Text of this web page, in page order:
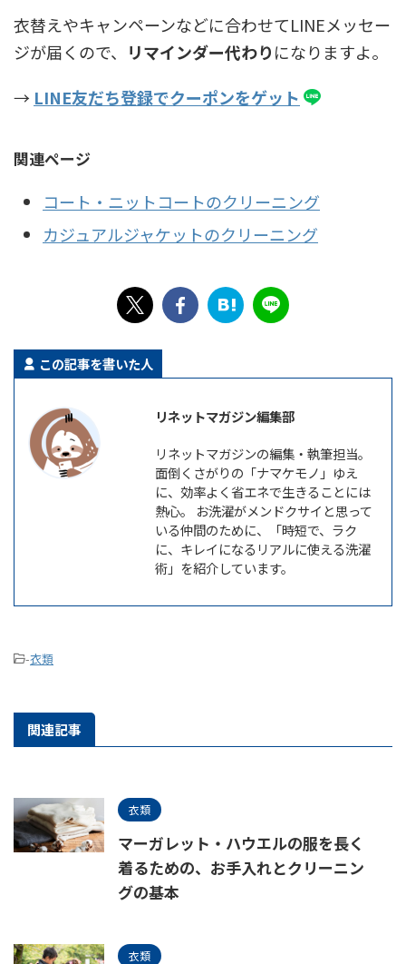
衣替えやキャンペーンなどに合わせてLINEメッセー
ジが届くので、
リマインダー代わりになりますよ。
→ LINE友だち登録でクーポンをゲット
関連ページ
コート・ニットコートのクリーニング
カジュアルジャケットのクリーニング
この記事を書いた人
リネットマガジン編集部
リネットマガジンの編集・執筆担当。
面倒くさがりの「ナマケモノ」ゆえ
に、効率よく省エネで生きることには
熱心。 お洗濯がメンドクサイと思って
いる仲間のために、「時短で、ラク
に、キレイになるリアルに使える洗濯
術」を紹介しています。
-衣類
関連記事
衣類
マーガレット・ハウエルの服を長く
着るための、お手入れとクリーニン
グの基本
衣類